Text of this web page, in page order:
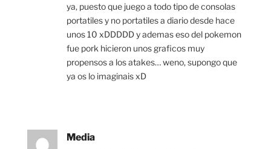
ya, puesto que juego a todo tipo de consolas
portatiles y no portatiles a diario desde hace
unos 10 xDDDDD y ademas eso del pokemon
fue pork hicieron unos graficos muy
propensos a los atakes… weno, supongo que
ya os lo imaginais xD
Media